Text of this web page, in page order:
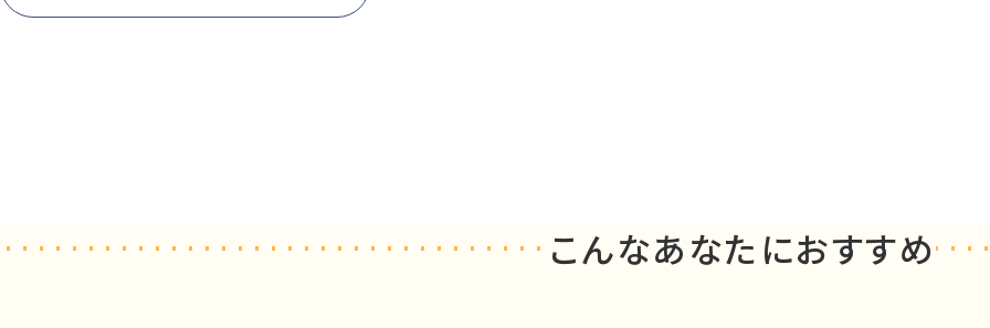
こんなあなたにおすすめ